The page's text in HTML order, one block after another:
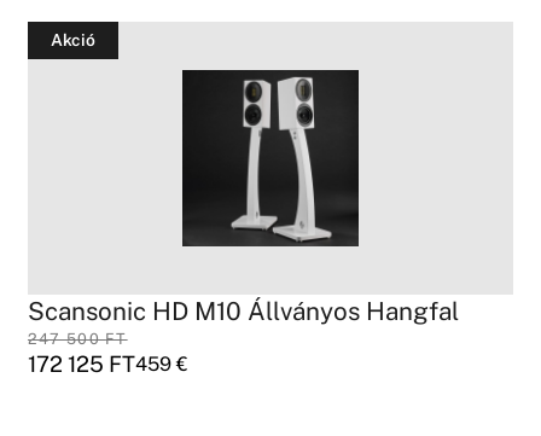
Akció
Scansonic HD M10 Állványos Hangfal
247 500FT
172 125 FT459€